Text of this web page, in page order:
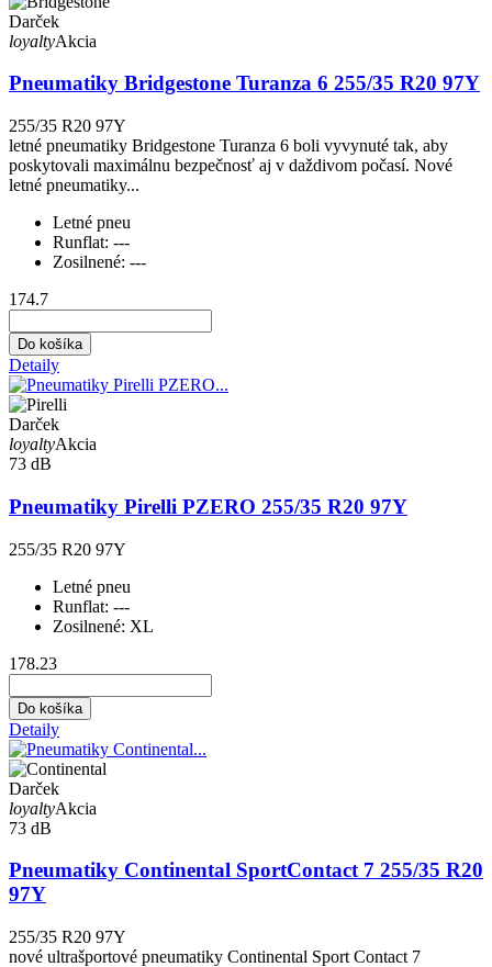
Darček
loyaltyAkcia
Pneumatiky Bridgestone Turanza 6 255/35 R20 97Y
255/35 R20 97Y
letné pneumatiky Bridgestone Turanza 6 boli vyvynuté tak, aby
poskytovali maximálnu bezpečnosť aj v daždivom počasí. Nové
letné pneumatiky...
Letné pneu
Runflat: ---
Zosilnené: ---
174.7
Do košíka
Detaily
Darček
loyaltyAkcia
73 dB
Pneumatiky Pirelli PZERO 255/35 R20 97Y
255/35 R20 97Y
Letné pneu
Runflat: ---
Zosilnené: XL
178.23
Do košíka
Detaily
Darček
loyaltyAkcia
73 dB
Pneumatiky Continental SportContact 7 255/35 R20
97Y
255/35 R20 97Y
nové ultrašportové pneumatiky Continental Sport Contact 7